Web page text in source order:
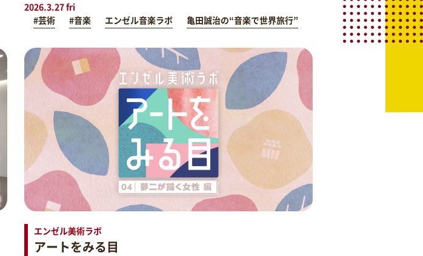
2026.3.27 fri
#芸術
#音楽 エンゼル音楽ラボ 亀田誠治の“音楽で世界旅行”
エンゼル美術ラボ
アートをみる目